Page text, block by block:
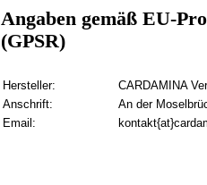
Angaben gemäß EU-
(GPSR)
Hersteller:
CARDAMINA
Anschrift:
An der
Email: